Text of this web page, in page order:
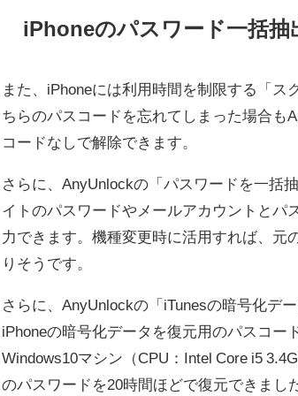
iPhoneのパスワード一括抽
また、iPhoneには利用時間を制限する「ス
ちらのパスコードを忘れてしまった場合も
コードなしで解除できます。
さらに、AnyUnlockの「パスワードを一括
イトのパスワードやメールアカウントとパ
力できます。機種変更時に活用すれば、元
りそうです。
さらに、AnyUnlockの「iTunesの暗号化デ
iPhoneの暗号化データを復元用のパスコー
Windows10マシン（CPU：Intel Core i5
のパスワードを20時間ほどで復元できまし